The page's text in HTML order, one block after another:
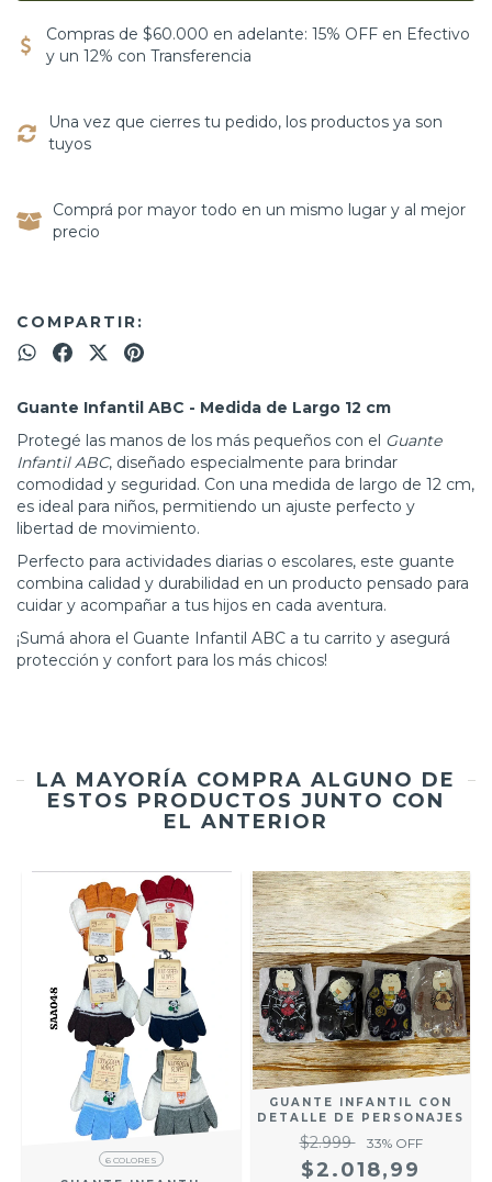
Compras de $60.000 en adelante: 15% OFF en Efectivo
y un 12% con Transferencia
Una vez que cierres tu pedido, los productos ya son
tuyos
Comprá por mayor todo en un mismo lugar y al mejor
precio
COMPARTIR:
Guante Infantil ABC - Medida de Largo 12 cm
Protegé las manos de los más pequeños con el Guante
Infantil ABC, diseñado especialmente para brindar
comodidad y seguridad. Con una medida de largo de 12 cm,
es ideal para niños, permitiendo un ajuste perfecto y
libertad de movimiento.
Perfecto para actividades diarias o escolares, este guante
combina calidad y durabilidad en un producto pensado para
cuidar y acompañar a tus hijos en cada aventura.
¡Sumá ahora el Guante Infantil ABC a tu carrito y asegurá
protección y confort para los más chicos!
LA MAYORÍA COMPRA ALGUNO DE
ESTOS PRODUCTOS JUNTO CON
EL ANTERIOR
6 COLORES
GUANTE INFANTIL CON
DETALLE DE PERSONAJES
$2.999 33% OFF
$2.018,99